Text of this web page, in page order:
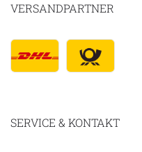
VERSANDPARTNER
SERVICE & KONTAKT